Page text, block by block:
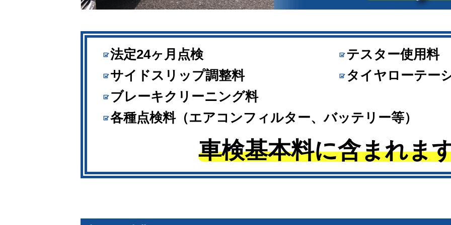
法定24ヶ月点検
テスター使用料
サイドスリップ調整料
タイヤローテー
ブレーキクリーニング料
各種点検料（エアコンフィルター、バッテリー等）
車検基本料に含まれま